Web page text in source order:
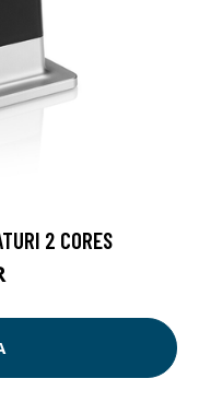
2 CORES